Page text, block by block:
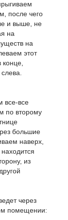
после чего
и выше, не
на
на
этот
все-все
по второму
большие
наверх,
из
через
помещении: